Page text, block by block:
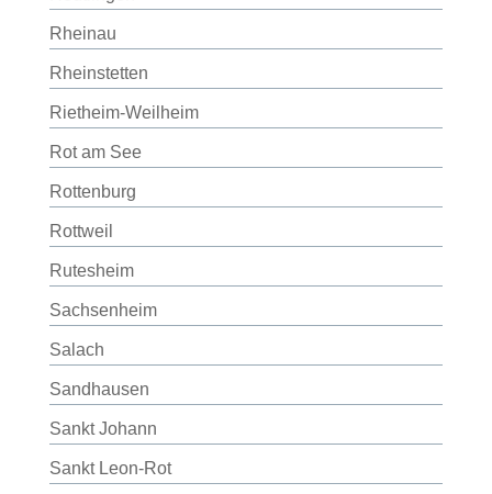
Rheinau
Rheinstetten
Rietheim-Weilheim
Rot am See
Rottenburg
Rottweil
Rutesheim
Sachsenheim
Salach
Sandhausen
Sankt Johann
Sankt Leon-Rot